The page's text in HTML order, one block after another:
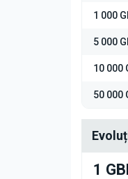
1 000
5 000
10 000
50 000
1